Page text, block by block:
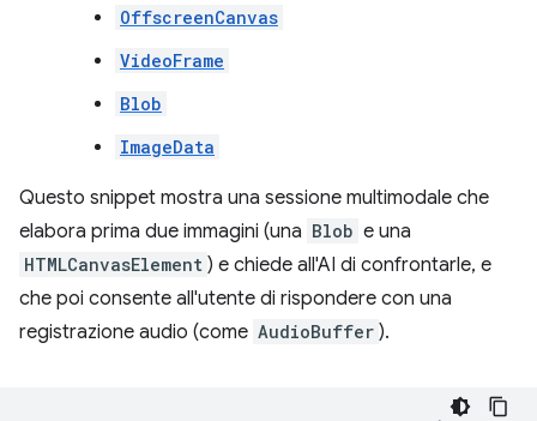
OffscreenCanvas
VideoFrame
Blob
ImageData
Questo snippet mostra una sessione multimodale che
elabora prima due immagini (una Blob e una
HTMLCanvasElement ) e chiede all'AI di confrontarle, e
che poi consente all'utente di rispondere con una
registrazione audio (come AudioBuffer ).